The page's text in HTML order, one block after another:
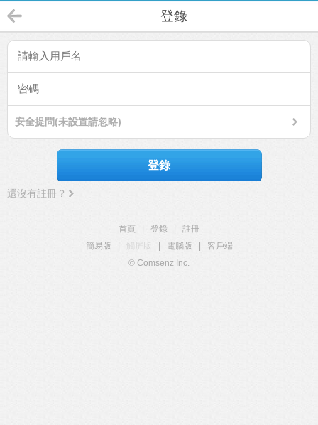
登錄
安全提問(未設置請忽略)
登錄
還沒有註冊？
首頁 登錄
註冊
簡易版
觸屏版 電腦版
客戶端
© Comsenz Inc.